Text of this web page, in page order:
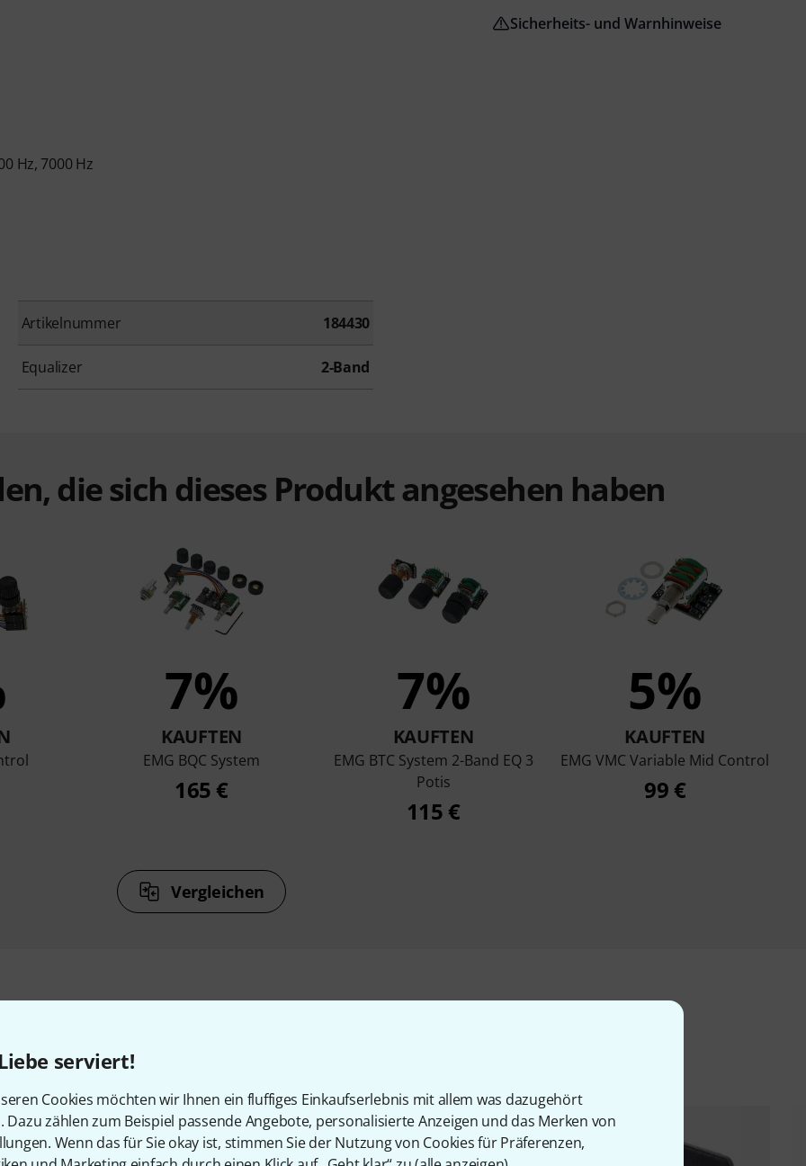
serviert!
Cookies möchten wir Ihnen ein fluffiges Einkaufserlebnis mit allem was dazugehört
Dazu zählen zum Beispiel passende Angebote, personalisierte Anzeigen und das Merken von
Wenn das für Sie okay ist, stimmen Sie der Nutzung von Cookies für Präferenzen,
Hz, 7000 Hz
Artikelnummer 184430
Equalizer 2-Band
Sicherheits- und Warnhinweise
die sich dieses Produkt angesehen haben
7%
KAUFTEN
EMG BQC System
165 €
7%
KAUFTEN
EMG BTC System 2-Band EQ 3
Potis
115 €
5%
KAUFTEN
EMG VMC Variable Mid Control
99 €
Vergleichen
Zubehör & passende Artikel